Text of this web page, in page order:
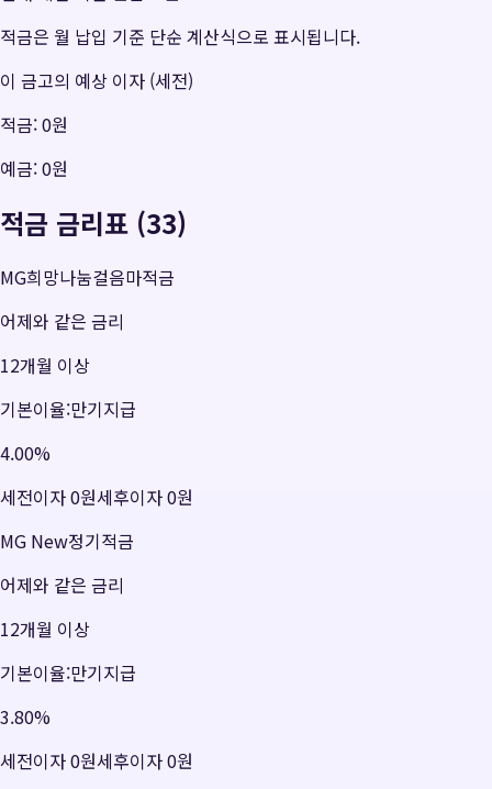
적금은 월 납입 기준 단순 계산식으로 표시됩니다.
이 금고의 예상 이자 (세전)
적금:0원
예금:0원
적금 금리표 (33)
MG희망나눔걸음마적금
어제와 같은 금리
12개월 이상
기본이율:만기지급
4.00%
세전이자0원세후이자0원
MG New정기적금
어제와 같은 금리
12개월 이상
기본이율:만기지급
3.80%
세전이자0원세후이자0원